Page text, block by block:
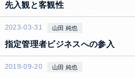
先入観と客観性
2023-03-31 山田 純也
指定管理者ビジネスへの参入
2019-09-20 山田 純也